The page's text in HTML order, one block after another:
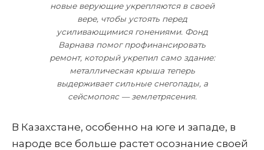
новые верующие укрепляются в своей
вере, чтобы устоять перед
усиливающимися гонениями. Фонд
Варнава помог профинансировать
ремонт, который укрепил само здание:
металлическая крыша теперь
выдерживает сильные снегопады, а
сейсмопояс — землетрясения.
В Казахстане, особенно на юге и западе, в
народе все больше растет осознание своей